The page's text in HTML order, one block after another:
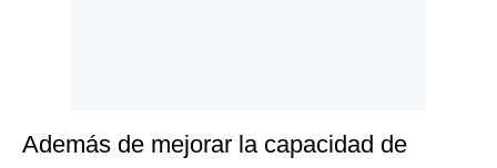
Además de mejorar la capacidad de